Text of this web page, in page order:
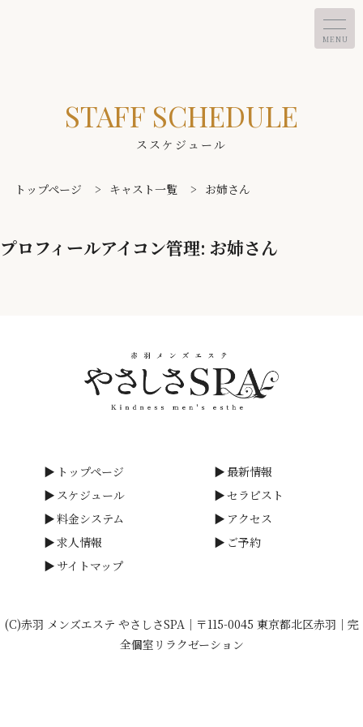
MENU
ススケジュール
STAFF SCHEDULE
トップページ > キャスト一覧 > お姉さん
プロフィールアイコン管理: お姉さん
トップページ
最新情報
スケジュール
セラピスト
料金システム
アクセス
求人情報
ご予約
サイトマップ
(C)赤羽 メンズエステ やさしさSPA｜〒115-0045 東京都北区赤羽｜完
全個室リラクゼーション